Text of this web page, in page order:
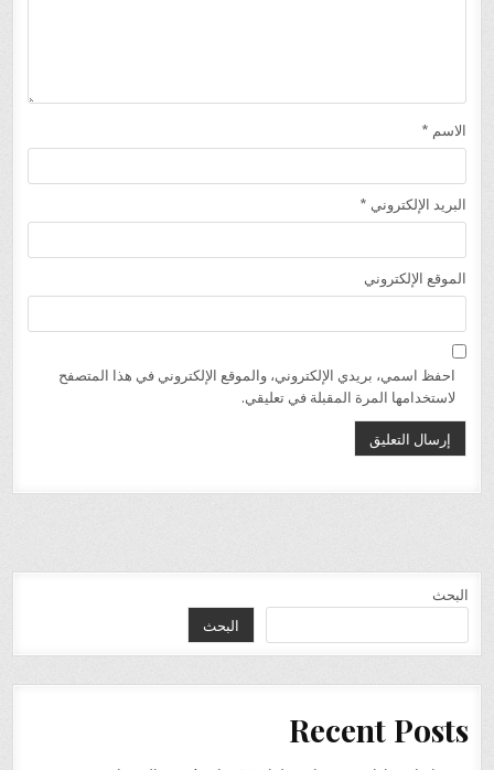
الاسم *
البريد الإلكتروني *
الموقع الإلكتروني
احفظ اسمي، بريدي الإلكتروني، والموقع الإلكتروني في هذا المتصفح
لاستخدامها المرة المقبلة في تعليقي.
البحث
البحث
Recent Posts